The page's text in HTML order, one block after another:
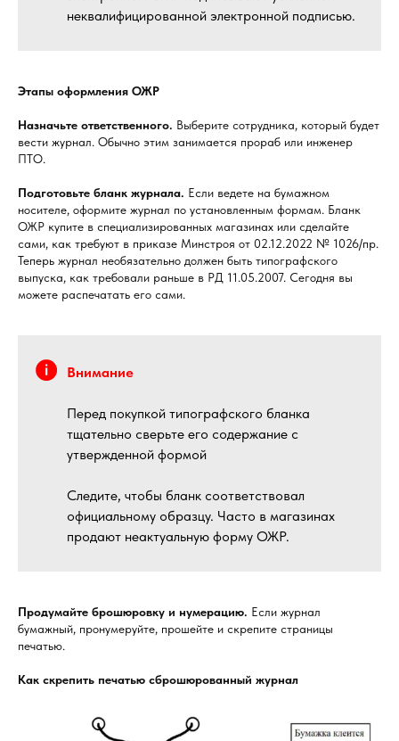
неквалифицированной электронной подписью.
Этапы оформления ОЖР
Назначьте ответственного. Выберите сотрудника, который будет
вести журнал. Обычно этим занимается прораб или инженер
ПТО.
Подготовьте бланк журнала. Если ведете на бумажном
носителе, оформите журнал по установленным формам. Бланк
ОЖР купите в специализированных магазинах или сделайте
сами, как требуют в приказе Минстроя от 02.12.2022 № 1026/пр.
Теперь журнал необязательно должен быть типографского
выпуска, как требовали раньше в РД 11.05.2007. Сегодня вы
можете распечатать его сами.
Внимание
Перед покупкой типографского бланка
тщательно сверьте его содержание с
утвержденной формой
Следите, чтобы бланк соответствовал
официальному образцу. Часто в магазинах
продают неактуальную форму ОЖР.
Продумайте брошюровку и нумерацию. Если журнал
бумажный, пронумеруйте, прошейте и скрепите страницы
печатью.
Как скрепить печатью сброшюрованный журнал